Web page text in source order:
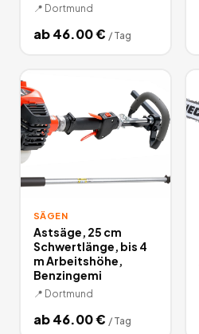
📍 Dortmund
ab46.00€ / Tag
SÄGEN
Astsäge, 25 cm
Schwertlänge, bis 4
m Arbeitshöhe,
Benzingemi
📍 Dortmund
ab46.00€ / Tag